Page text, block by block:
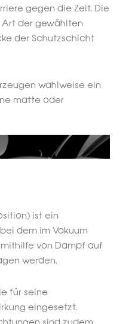
gegen die Zeit. Die
der gewählten
der Schutzschicht
wahlweise ein
matte oder
ist ein
dem im Vakuum
von Dampf auf
werden.
für seine
eingesetzt.